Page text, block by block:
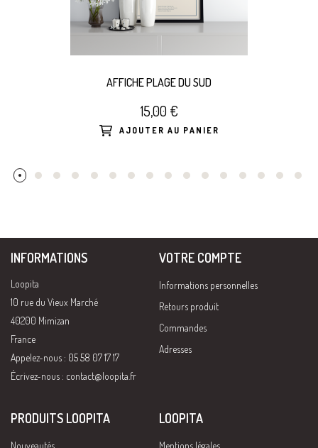
AFFICHE PLAGE DU SUD
15,00 €
AJOUTER AU PANIER
INFORMATIONS
Loopita
10 rue du Vieux Marché
40200 Mimizan
France
Appelez-nous : 05 58 07 17 17
Écrivez-nous : contact@loopita.fr
VOTRE COMPTE
Informations personnelles
Retours produit
Commandes
Adresses
PRODUITS LOOPITA LOOPITA